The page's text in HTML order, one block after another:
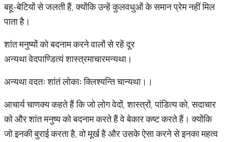
बहू-बेटियों से जलती हैं, क्योंकि उन्हें कुलवधुओं के समान प्रेम नहीं मिल
पाता है।
शांत मनुष्यों को बदनाम करने वालों से रहें दूर
अन्यथा वेदपाण्डित्यं शास्त्रमाचारमन्यथा।
अन्यथा वदतः शांतं लोकाः क्लिश्यन्ति चान्यथा।।
आचार्य चाणक्य कहते हैं कि जो लोग वेदों, शास्त्रों, पांडित्य को, सदाचार
को और शांत मनुष्य को बदनाम करते हैं वे बेकार कष्ट करते हैं। क्योंकि
जो इनकी बुराई करता है, वो मूर्ख है और उसके ऐसा करने से इनका महत्व